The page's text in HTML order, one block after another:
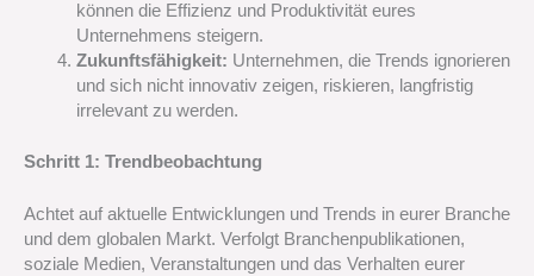
können die Effizienz und Produktivität eures
Unternehmens steigern.
Zukunftsfähigkeit: Unternehmen, die Trends ignorieren
und sich nicht innovativ zeigen, riskieren, langfristig
irrelevant zu werden.
Schritt 1: Trendbeobachtung
Achtet auf aktuelle Entwicklungen und Trends in eurer Branche
und dem globalen Markt. Verfolgt Branchenpublikationen,
soziale Medien, Veranstaltungen und das Verhalten eurer